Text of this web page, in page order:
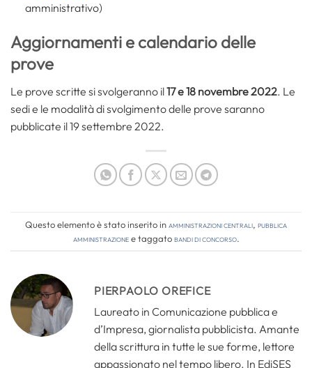
amministrativo)
Aggiornamenti e calendario delle
prove
Le prove scritte si svolgeranno il17 e 18 novembre 2022. Le
sedi e le modalità di svolgimento delle prove saranno
pubblicate il 19 settembre 2022.
Questo elemento è stato inserito in Amministrazioni Centrali, Pubblica
amministrazionee taggatobandi di concorso.
PIERPAOLO OREFICE
Laureato in Comunicazione pubblica e
d’Impresa, giornalista pubblicista. Amante
della scrittura in tutte le sue forme, lettore
appassionato nel tempo libero. In EdiSES